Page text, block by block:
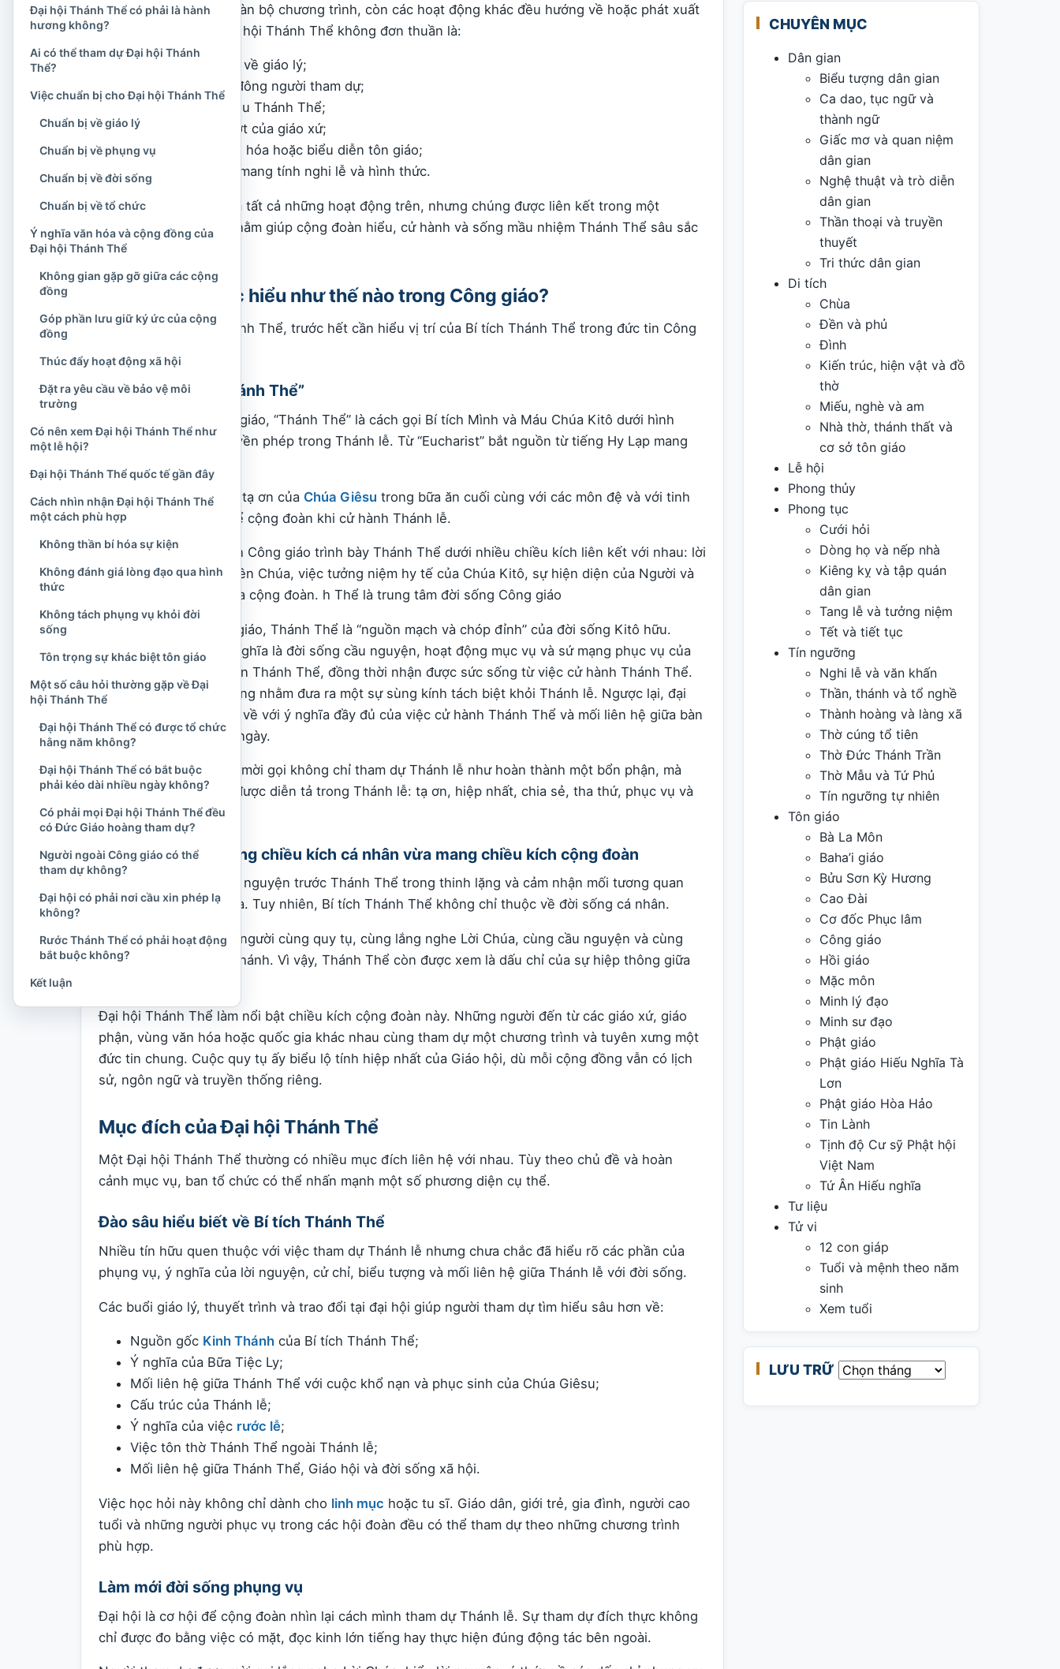
tâm và đỉnh cao của toàn bộ chương trình, còn các hoạt động khác đều hướng về hoặc phát xuất
từ việc cử hành ấy. Đại hội Thánh Thể không đơn thuần là:
Một buổi hội thảo về giáo lý;
Một Thánh lễ có đông người tham dự;
Một cuộc rước kiệu Thánh Thể;
Một tuần chầu lượt của giáo xứ;
Một sinh hoạt văn hóa hoặc biểu diễn tôn giáo;
Một cuộc gặp gỡ mang tính nghi lễ và hình thức.
Đại hội có thể bao gồm tất cả những hoạt động trên, nhưng chúng được liên kết trong một
chương trình chung, nhằm giúp cộng đoàn hiểu, cử hành và sống mầu nhiệm Thánh Thể sâu sắc
hơn.
Thánh Thể được hiểu như thế nào trong Công giáo?
Muốn hiểu Đại hội Thánh Thể, trước hết cần hiểu vị trí của Bí tích Thánh Thể trong đức tin Công
Ý nghĩa của từ “Thánh Thể”
Trong tiếng Việt Công giáo, “Thánh Thể” là cách gọi Bí tích Mình và Máu Chúa Kitô dưới hình
bánh và rượu được truyền phép trong Thánh lễ. Từ “Eucharist” bắt nguồn từ tiếng Hy Lạp mang
Tên gọi này gắn với lời tạ ơn của Chúa Giêsu trong bữa ăn cuối cùng với các môn đệ và với tinh
thần tạ ơn của toàn thể cộng đoàn khi cử hành Thánh lễ.
Sách Giáo lý Hội Thánh Công giáo trình bày Thánh Thể dưới nhiều chiều kích liên kết với nhau: lời
tạ ơn và chúc tụng Thiên Chúa, việc tưởng niệm hy tế của Chúa Kitô, sự hiện diện của Người và
bữa tiệc hiệp thông của cộng đoàn. h Thể là trung tâm đời sống Công giáo
Theo giáo huấn Công giáo, Thánh Thể là “nguồn mạch và chóp đỉnh” của đời sống Kitô hữu.
Cách diễn đạt này có nghĩa là đời sống cầu nguyện, hoạt động mục vụ và sứ mạng phục vụ của
Giáo hội đều hướng đến Thánh Thể, đồng thời nhận được sức sống từ việc cử hành Thánh Thể.
Đại hội Thánh Thể không nhằm đưa ra một sự sùng kính tách biệt khỏi Thánh lễ. Ngược lại, đại
hội giúp cộng đoàn trở về với ý nghĩa đầy đủ của việc cử hành Thánh Thể và mối liên hệ giữa bàn
thờ với đời sống hằng ngày.
Người Công giáo được mời gọi không chỉ tham dự Thánh lễ như hoàn thành một bổn phận, mà
còn sống những điều được diễn tả trong Thánh lễ: tạ ơn, hiệp nhất, chia sẻ, tha thứ, phục vụ và
tự hiến vì người khác.
Thánh Thể vừa mang chiều kích cá nhân vừa mang chiều kích cộng đoàn
Một tín hữu có thể cầu nguyện trước Thánh Thể trong thinh lặng và cảm nhận mối tương quan
riêng tư với Thiên Chúa. Tuy nhiên, Bí tích Thánh Thể không chỉ thuộc về đời sống cá nhân.
Trong Thánh lễ, nhiều người cùng quy tụ, cùng lắng nghe Lời Chúa, cùng cầu nguyện và cùng
tham dự một bàn tiệc thánh. Vì vậy, Thánh Thể còn được xem là dấu chỉ của sự hiệp thông giữa
Đại hội Thánh Thể làm nổi bật chiều kích cộng đoàn này. Những người đến từ các giáo xứ, giáo
phận, vùng văn hóa hoặc quốc gia khác nhau cùng tham dự một chương trình và tuyên xưng một
đức tin chung. Cuộc quy tụ ấy biểu lộ tính hiệp nhất của Giáo hội, dù mỗi cộng đồng vẫn có lịch
sử, ngôn ngữ và truyền thống riêng.
Mục đích của Đại hội Thánh Thể
Một Đại hội Thánh Thể thường có nhiều mục đích liên hệ với nhau. Tùy theo chủ đề và hoàn
cảnh mục vụ, ban tổ chức có thể nhấn mạnh một số phương diện cụ thể.
Đào sâu hiểu biết về Bí tích Thánh Thể
Nhiều tín hữu quen thuộc với việc tham dự Thánh lễ nhưng chưa chắc đã hiểu rõ các phần của
phụng vụ, ý nghĩa của lời nguyện, cử chỉ, biểu tượng và mối liên hệ giữa Thánh lễ với đời sống.
Các buổi giáo lý, thuyết trình và trao đổi tại đại hội giúp người tham dự tìm hiểu sâu hơn về:
Nguồn gốc Kinh Thánh của Bí tích Thánh Thể;
Ý nghĩa của Bữa Tiệc Ly;
Mối liên hệ giữa Thánh Thể với cuộc khổ nạn và phục sinh của Chúa Giêsu;
Cấu trúc của Thánh lễ;
Ý nghĩa của việc rước lễ;
Việc tôn thờ Thánh Thể ngoài Thánh lễ;
Mối liên hệ giữa Thánh Thể, Giáo hội và đời sống xã hội.
Việc học hỏi này không chỉ dành cho linh mục hoặc tu sĩ. Giáo dân, giới trẻ, gia đình, người cao
tuổi và những người phục vụ trong các hội đoàn đều có thể tham dự theo những chương trình
phù hợp.
Làm mới đời sống phụng vụ
Đại hội là cơ hội để cộng đoàn nhìn lại cách mình tham dự Thánh lễ. Sự tham dự đích thực không
chỉ được đo bằng việc có mặt, đọc kinh lớn tiếng hay thực hiện đúng động tác bên ngoài.
CHUYÊN MỤC
Dân gian
Biểu tượng dân gian
Ca dao, tục ngữ và
thành ngữ
Giấc mơ và quan niệm
dân gian
Nghệ thuật và trò diễn
dân gian
Thần thoại và truyền
thuyết
Tri thức dân gian
Di tích
Chùa
Đền và phủ
Đình
Kiến trúc, hiện vật và đồ
thờ
Miếu, nghè và am
Nhà thờ, thánh thất và
cơ sở tôn giáo
Lễ hội
Phong thủy
Phong tục
Cưới hỏi
Dòng họ và nếp nhà
Kiêng kỵ và tập quán
dân gian
Tang lễ và tưởng niệm
Tết và tiết tục
Tín ngưỡng
Nghi lễ và văn khấn
Thần, thánh và tổ nghề
Thành hoàng và làng xã
Thờ cúng tổ tiên
Thờ Đức Thánh Trần
Thờ Mẫu và Tứ Phủ
Tín ngưỡng tự nhiên
Tôn giáo
Bà La Môn
Baha’i giáo
Bửu Sơn Kỳ Hương
Cao Đài
Cơ đốc Phục lâm
Công giáo
Hồi giáo
Mặc môn
Minh lý đạo
Minh sư đạo
Phật giáo
Phật giáo Hiếu Nghĩa Tà
Lơn
Phật giáo Hòa Hảo
Tin Lành
Tịnh độ Cư sỹ Phật hội
Việt Nam
Tứ Ân Hiếu nghĩa
Tư liệu
Tử vi
12 con giáp
Tuổi và mệnh theo năm
sinh
Xem tuổi
LƯU TRỮ Lưu trữ
Đại hội Thánh Thể có phải là hành
hương không?
Ai có thể tham dự Đại hội Thánh
Thể?
Việc chuẩn bị cho Đại hội Thánh Thể
Chuẩn bị về giáo lý
Chuẩn bị về phụng vụ
Chuẩn bị về đời sống
Chuẩn bị về tổ chức
Ý nghĩa văn hóa và cộng đồng của
Đại hội Thánh Thể
Không gian gặp gỡ giữa các cộng
đồng
Góp phần lưu giữ ký ức của cộng
đồng
Thúc đẩy hoạt động xã hội
Đặt ra yêu cầu về bảo vệ môi
trường
Có nên xem Đại hội Thánh Thể như
một lễ hội?
Đại hội Thánh Thể quốc tế gần đây
Cách nhìn nhận Đại hội Thánh Thể
một cách phù hợp
Không thần bí hóa sự kiện
Không đánh giá lòng đạo qua hình
thức
Không tách phụng vụ khỏi đời
sống
Tôn trọng sự khác biệt tôn giáo
Một số câu hỏi thường gặp về Đại
hội Thánh Thể
Đại hội Thánh Thể có được tổ chức
hằng năm không?
Đại hội Thánh Thể có bắt buộc
phải kéo dài nhiều ngày không?
Có phải mọi Đại hội Thánh Thể đều
có Đức Giáo hoàng tham dự?
Người ngoài Công giáo có thể
tham dự không?
Đại hội có phải nơi cầu xin phép lạ
không?
Rước Thánh Thể có phải hoạt động
bắt buộc không?
Kết luận